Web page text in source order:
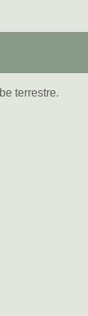
terrestre.